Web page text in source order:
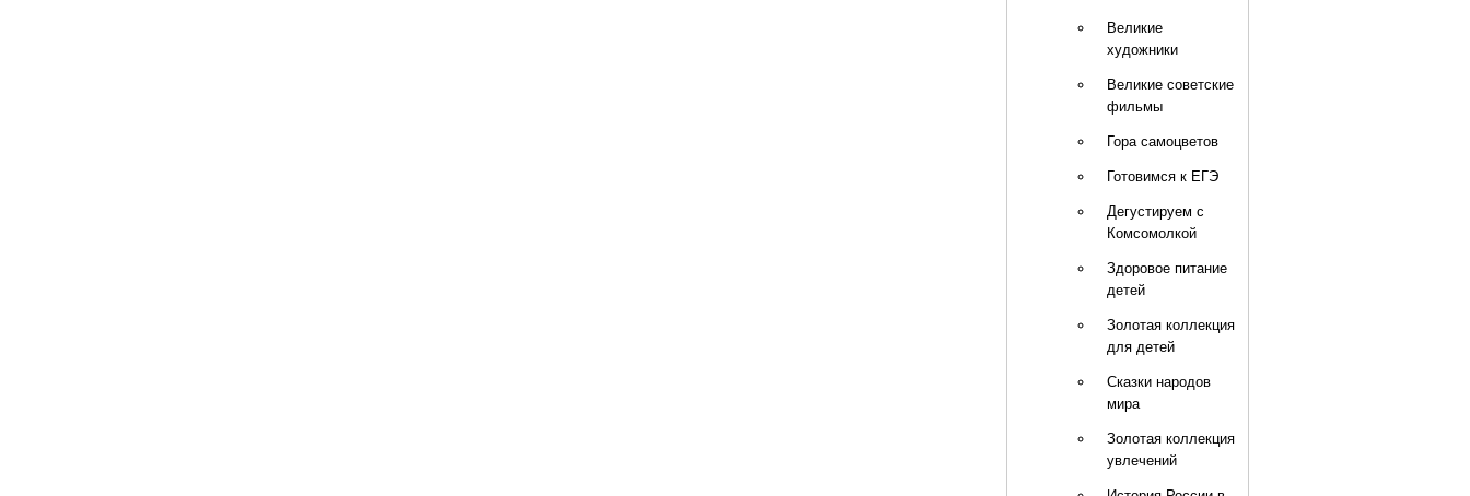
Великие
художники
Великие советские
фильмы
Гора самоцветов
Готовимся к ЕГЭ
Дегустируем с
Комсомолкой
Здоровое питание
детей
Золотая коллекция
для детей
Сказки народов
мира
Золотая коллекция
увлечений